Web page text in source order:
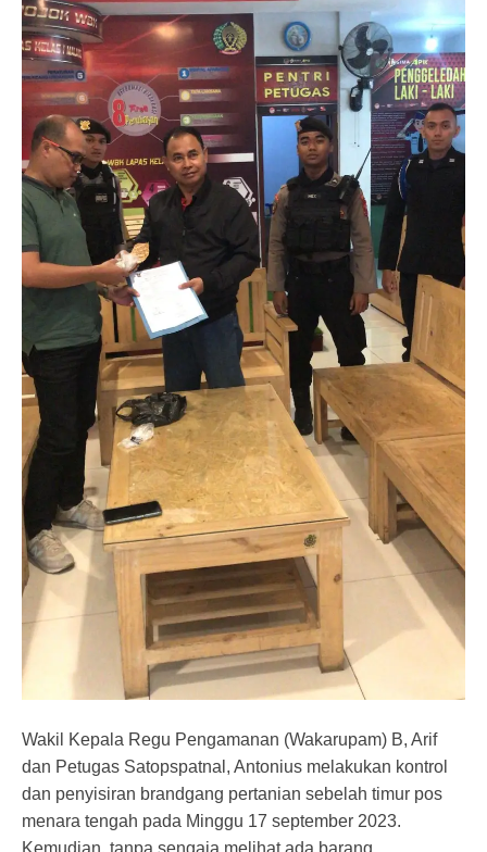
Wakil Kepala Regu Pengamanan (Wakarupam) B, Arif
dan Petugas Satopspatnal, Antonius melakukan kontrol
dan penyisiran brandgang pertanian sebelah timur pos
menara tengah pada Minggu 17 september 2023.
Kemudian, tanpa sengaja melihat ada barang